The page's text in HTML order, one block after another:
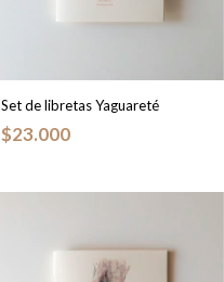
Set de libretas Yaguareté
$23.000